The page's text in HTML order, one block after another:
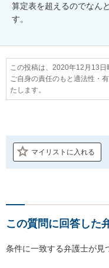
算定表を超えるのでなん
す。
この投稿は、2020年12月13日
ご自身の責任のもと適法性・
たします。
マイリストに入れる
この質問に回答した
条件に一致する弁護士が見